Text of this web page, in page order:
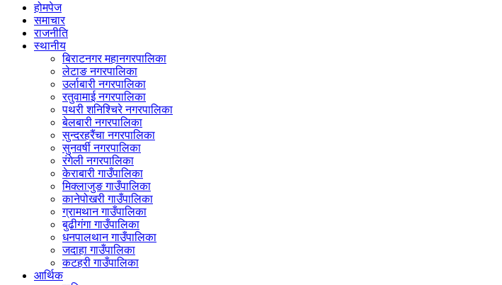
होमपेज
समाचार
राजनीति
स्थानीय
बिराटनगर महानगरपालिका
लेटाङ नगरपालिका
उर्लाबारी नगरपालिका
रतुवामाई नगरपालिका
पथरी शनिश्चिरे नगरपालिका
बेलबारी नगरपालिका
सुन्दरहरैंचा नगरपालिका
सुनवर्षी नगरपालिका
रंगेली नगरपालिका
केराबारी गाउँपालिका
मिक्लाजुङ गाउँपालिका
कानेपोखरी गाउँपालिका
ग्रामथान गाउँपालिका
बुढीगंगा गाउँपालिका
धनपालथान गाउँपालिका
जदाहा गाउँपालिका
कटहरी गाउँपालिका
आर्थिक